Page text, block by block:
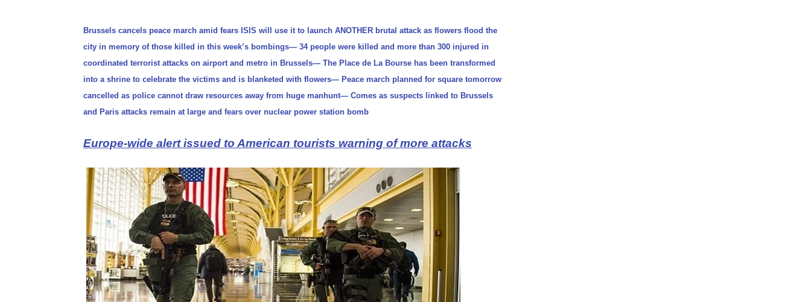
Brussels cancels peace march amid fears ISIS will use it to launch ANOTHER brutal attack as flowers flood the
city in memory of those killed in this week’s bombings— 34 people were killed and more than 300 injured in
coordinated terrorist attacks on airport and metro in Brussels— The Place de La Bourse has been transformed
into a shrine to celebrate the victims and is blanketed with flowers— Peace march planned for square tomorrow
cancelled as police cannot draw resources away from huge manhunt— Comes as suspects linked to Brussels
and Paris attacks remain at large and fears over nuclear power station bomb
Europe-wide alert issued to American tourists warning of more attacks